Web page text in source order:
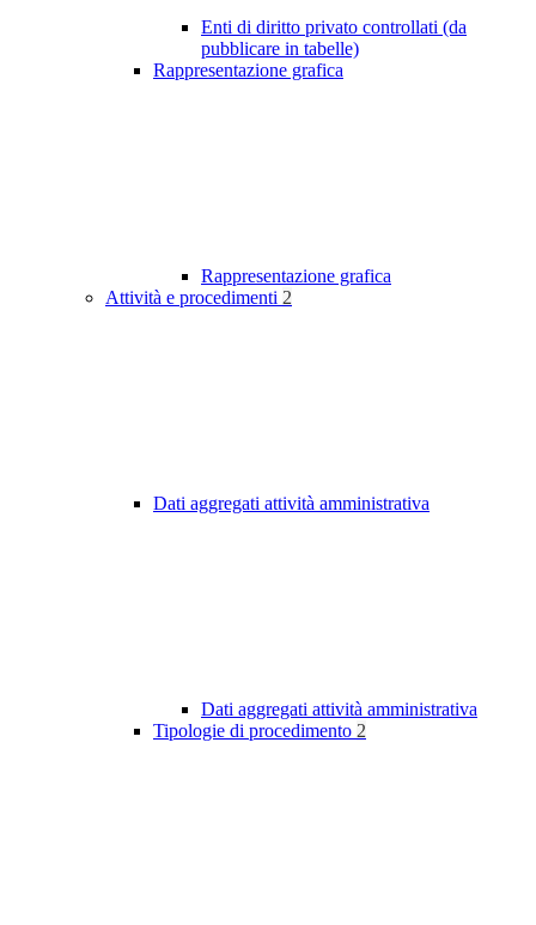
Enti di diritto privato controllati (da
pubblicare in tabelle)
Rappresentazione grafica
Rappresentazione grafica
Attività e procedimenti 2
Dati aggregati attività amministrativa
Dati aggregati attività amministrativa
Tipologie di procedimento 2